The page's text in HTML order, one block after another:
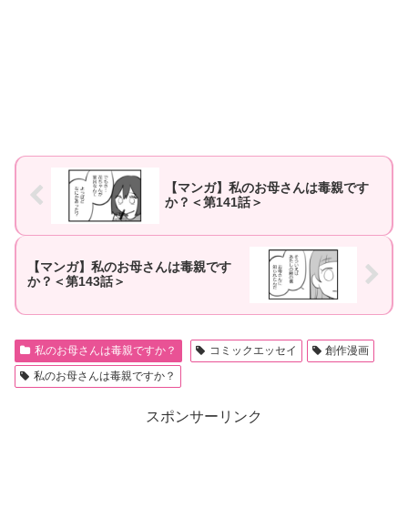
【マンガ】私のお母さんは毒親です
か？＜第141話＞
【マンガ】私のお母さんは毒親です
か？＜第143話＞
私のお母さんは毒親ですか？ コミックエッセイ
創作漫画
私のお母さんは毒親ですか？
スポンサーリンク